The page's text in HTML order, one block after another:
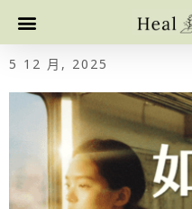
5 12 月, 2025